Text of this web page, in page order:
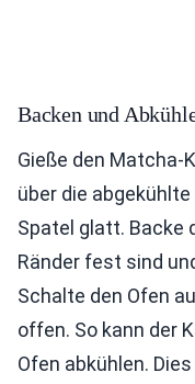
Backen und
Gieße den Matcha-
über die
Spatel glatt. Backe
Ränder fest sind
Schalte den Ofen
offen. So kann der
Ofen abkühlen.